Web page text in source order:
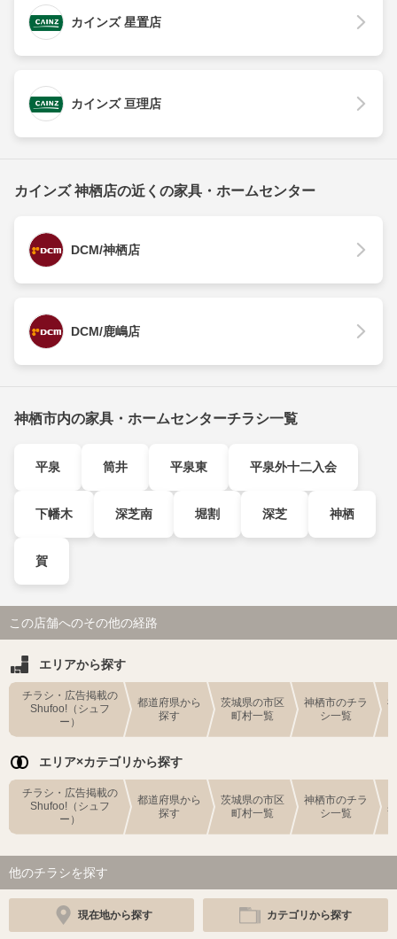
カインズ 星置店
カインズ 亘理店
カインズ 神栖店の近くの家具・ホームセンター
DCM/神栖店
DCM/鹿嶋店
神栖市内の家具・ホームセンターチラシ一覧
平泉 筒井 平泉東 平泉外十二入会
下幡木 深芝南 堀割 深芝 神栖
賀
この店舗へのその他の経路
エリアから探す
チラシ・広告掲載の
Shufoo!（シュフ
ー）
都道府県から
探す
茨城県の市区
町村一覧
神栖市のチラ
シ一覧
エリア×カテゴリから探す
チラシ・広告掲載の
Shufoo!（シュフ
ー）
都道府県から
探す
茨城県の市区
町村一覧
神栖市のチラ
シ一覧
他のチラシを探す
現在地から探す カテゴリから探す